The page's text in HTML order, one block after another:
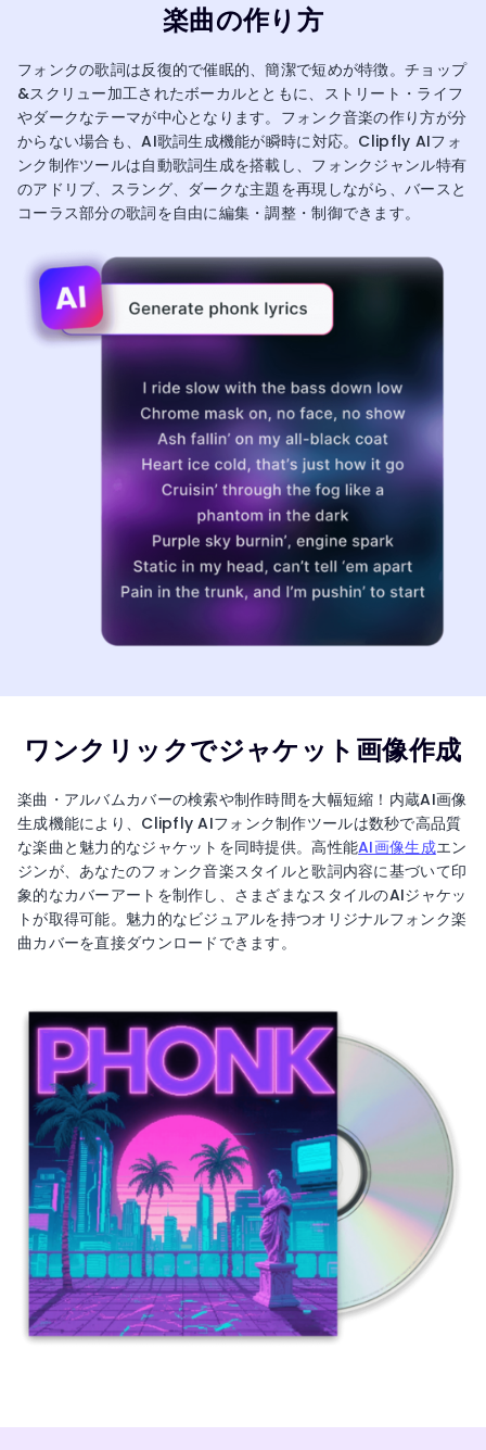
楽曲の作り方
フォンクの歌詞は反復的で催眠的、簡潔で短めが特徴。チョップ
&スクリュー加工されたボーカルとともに、ストリート・ライフ
やダークなテーマが中心となります。フォンク音楽の作り方が分
からない場合も、AI歌詞生成機能が瞬時に対応。Clipfly AIフォ
ンク制作ツールは自動歌詞生成を搭載し、フォンクジャンル特有
のアドリブ、スラング、ダークな主題を再現しながら、バースと
コーラス部分の歌詞を自由に編集・調整・制御できます。
ワンクリックでジャケット画像作成
楽曲・アルバムカバーの検索や制作時間を大幅短縮！内蔵AI画像
生成機能により、Clipfly AIフォンク制作ツールは数秒で高品質
な楽曲と魅力的なジャケットを同時提供。高性能AI画像生成エン
ジンが、あなたのフォンク音楽スタイルと歌詞内容に基づいて印
象的なカバーアートを制作し、さまざまなスタイルのAIジャケッ
トが取得可能。魅力的なビジュアルを持つオリジナルフォンク楽
曲カバーを直接ダウンロードできます。